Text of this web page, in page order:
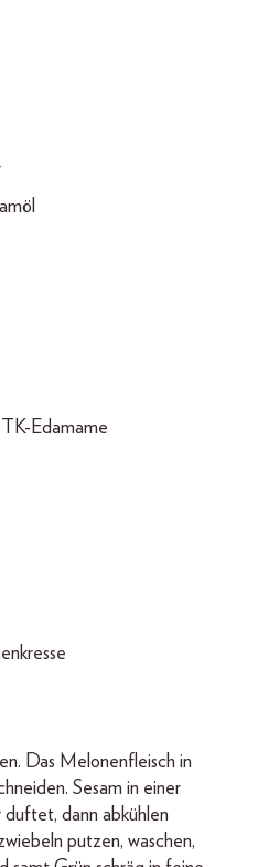
Edamame
Das Melonenfleisch in
Sesam in einer
duftet, dann abkühlen
putzen, waschen,